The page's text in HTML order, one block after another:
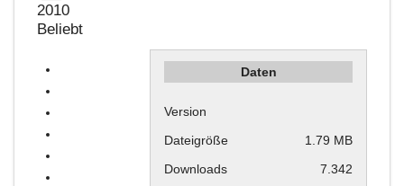
2010
Beliebt
Daten
Version
Dateigröße
1.79 MB
Downloads
7.342